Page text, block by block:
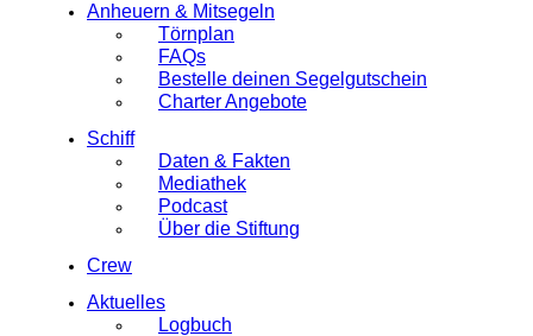
Anheuern & Mitsegeln
Törnplan
FAQs
Bestelle deinen Segelgutschein
Charter Angebote
Schiff
Daten & Fakten
Mediathek
Podcast
Über die Stiftung
Crew
Aktuelles
Logbuch